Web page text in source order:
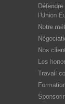
l’Union
Notre
Nos
Les
Travail